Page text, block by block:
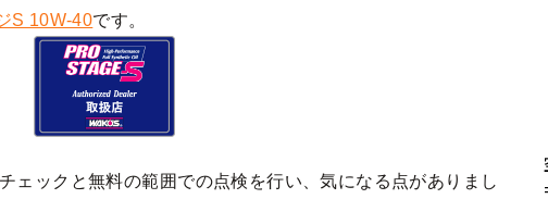
S 10W-40です。
ェックと無料の範囲での点検を行い、気になる点がありまし